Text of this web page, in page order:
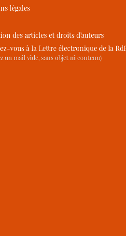
légales
des articles et droits d’auteurs
vous à la Lettre électronique de la
un mail vide, sans objet ni contenu)